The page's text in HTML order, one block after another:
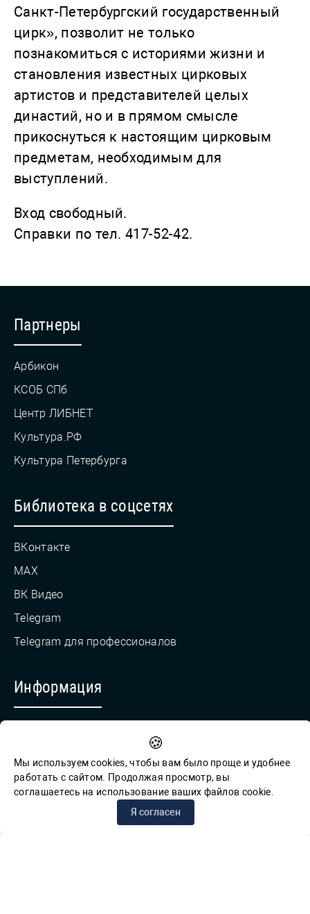
Санкт-Петербургский государственный
цирк», позволит не только
познакомиться с историями жизни и
становления известных цирковых
артистов и представителей целых
династий, но и в прямом смысле
прикоснуться к настоящим цирковым
предметам, необходимым для
выступлений.
Вход свободный.
Справки по тел. 417-52-42.
Партнеры
Арбикон
КСОБ СПб
Центр ЛИБНЕТ
Культура.РФ
Культура Петербурга
Библиотека в соцсетях
ВКонтакте
MAX
ВК Видео
Telegram
Telegram для профессионалов
Информация
Обратная связь для сообщений о фактах коррупции
© СПб ГБУК ГСЦБС, 2012-2026 гг.
🍪
Мы используем cookies, чтобы вам было проще и удобнее
работать с сайтом. Продолжая просмотр, вы
соглашаетесь на использование ваших файлов cookie.
Я согласен